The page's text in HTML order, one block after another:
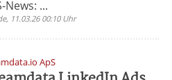
News: ...
11.03.26 00:10 Uhr
ApS